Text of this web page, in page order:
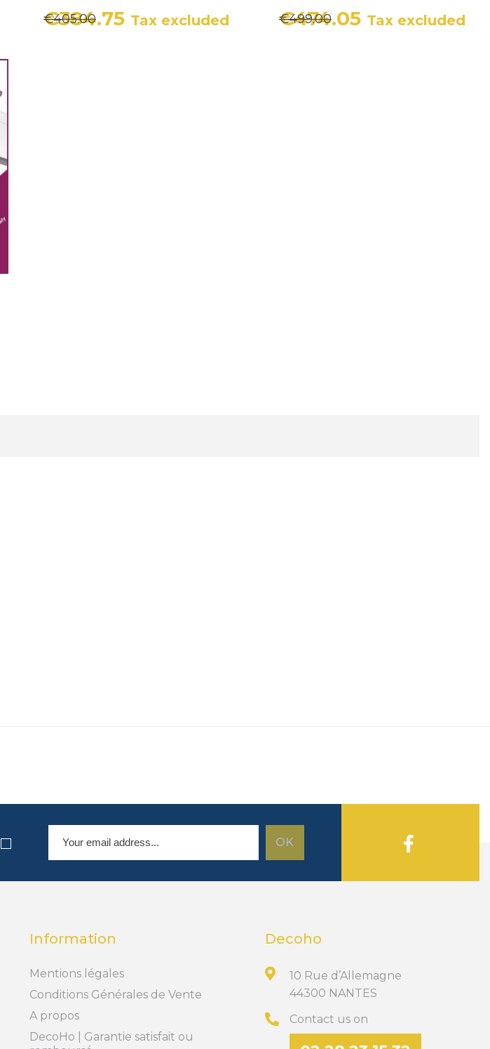
Price
€384.75 Tax excluded
Regular price
€405.00 Price
€474.05 Tax excluded
Regular price
€499.00
Information
Mentions légales
Conditions Générales de Vente
A propos
DecoHo | Garantie satisfait ou
Decoho
10 Rue d’Allemagne
44300 NANTES
Contact us on